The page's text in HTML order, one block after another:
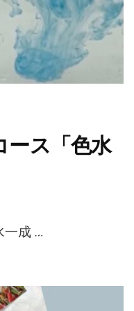
ス「色水
成 …